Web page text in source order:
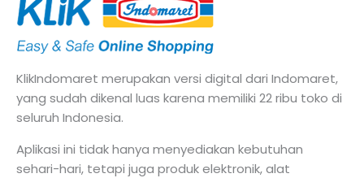
KlikIndomaret merupakan versi digital dari Indomaret,
yang sudah dikenal luas karena memiliki 22 ribu toko di
seluruh Indonesia.
Aplikasi ini tidak hanya menyediakan kebutuhan
sehari-hari, tetapi juga produk elektronik, alat